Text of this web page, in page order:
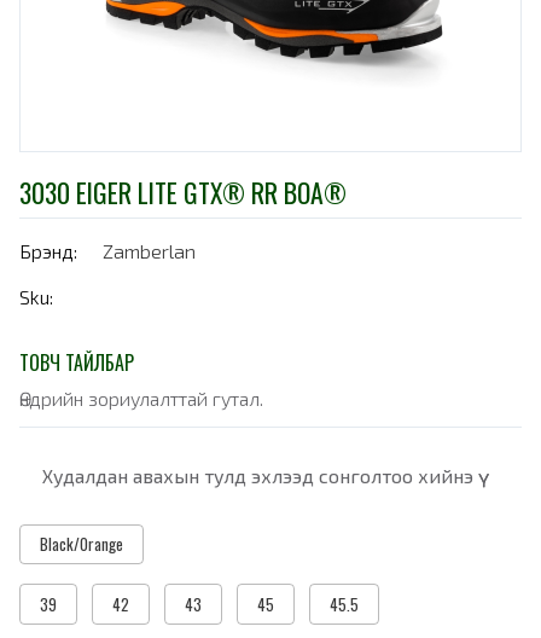
3030 EIGER LITE GTX® RR BOA®
Брэнд:
Zamberlan
Sku:
ТОВЧ ТАЙЛБАР
Өндрийн зориулалттай гутал.
Худалдан авахын тулд эхлээд сонголтоо хийнэ үү
Black/Orange
39 42 43 45 45.5